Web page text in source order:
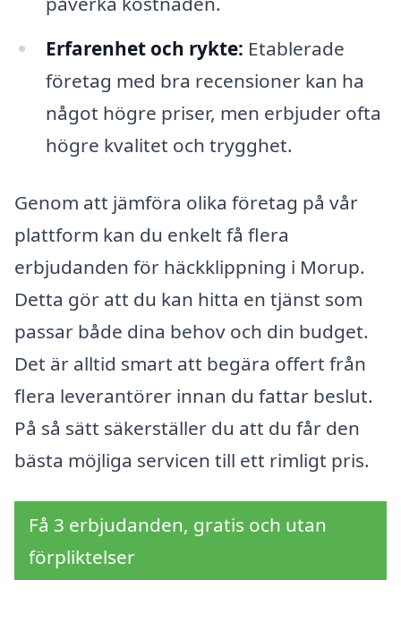
Erfarenhet och rykte: Etablerade
företag med bra recensioner kan ha
något högre priser, men erbjuder ofta
högre kvalitet och trygghet.
Genom att jämföra olika företag på vår
plattform kan du enkelt få flera
erbjudanden för häckklippning i Morup.
Detta gör att du kan hitta en tjänst som
passar både dina behov och din budget.
Det är alltid smart att begära offert från
flera leverantörer innan du fattar beslut.
På så sätt säkerställer du att du får den
bästa möjliga servicen till ett rimligt pris.
Få 3 erbjudanden, gratis och utan
förpliktelser